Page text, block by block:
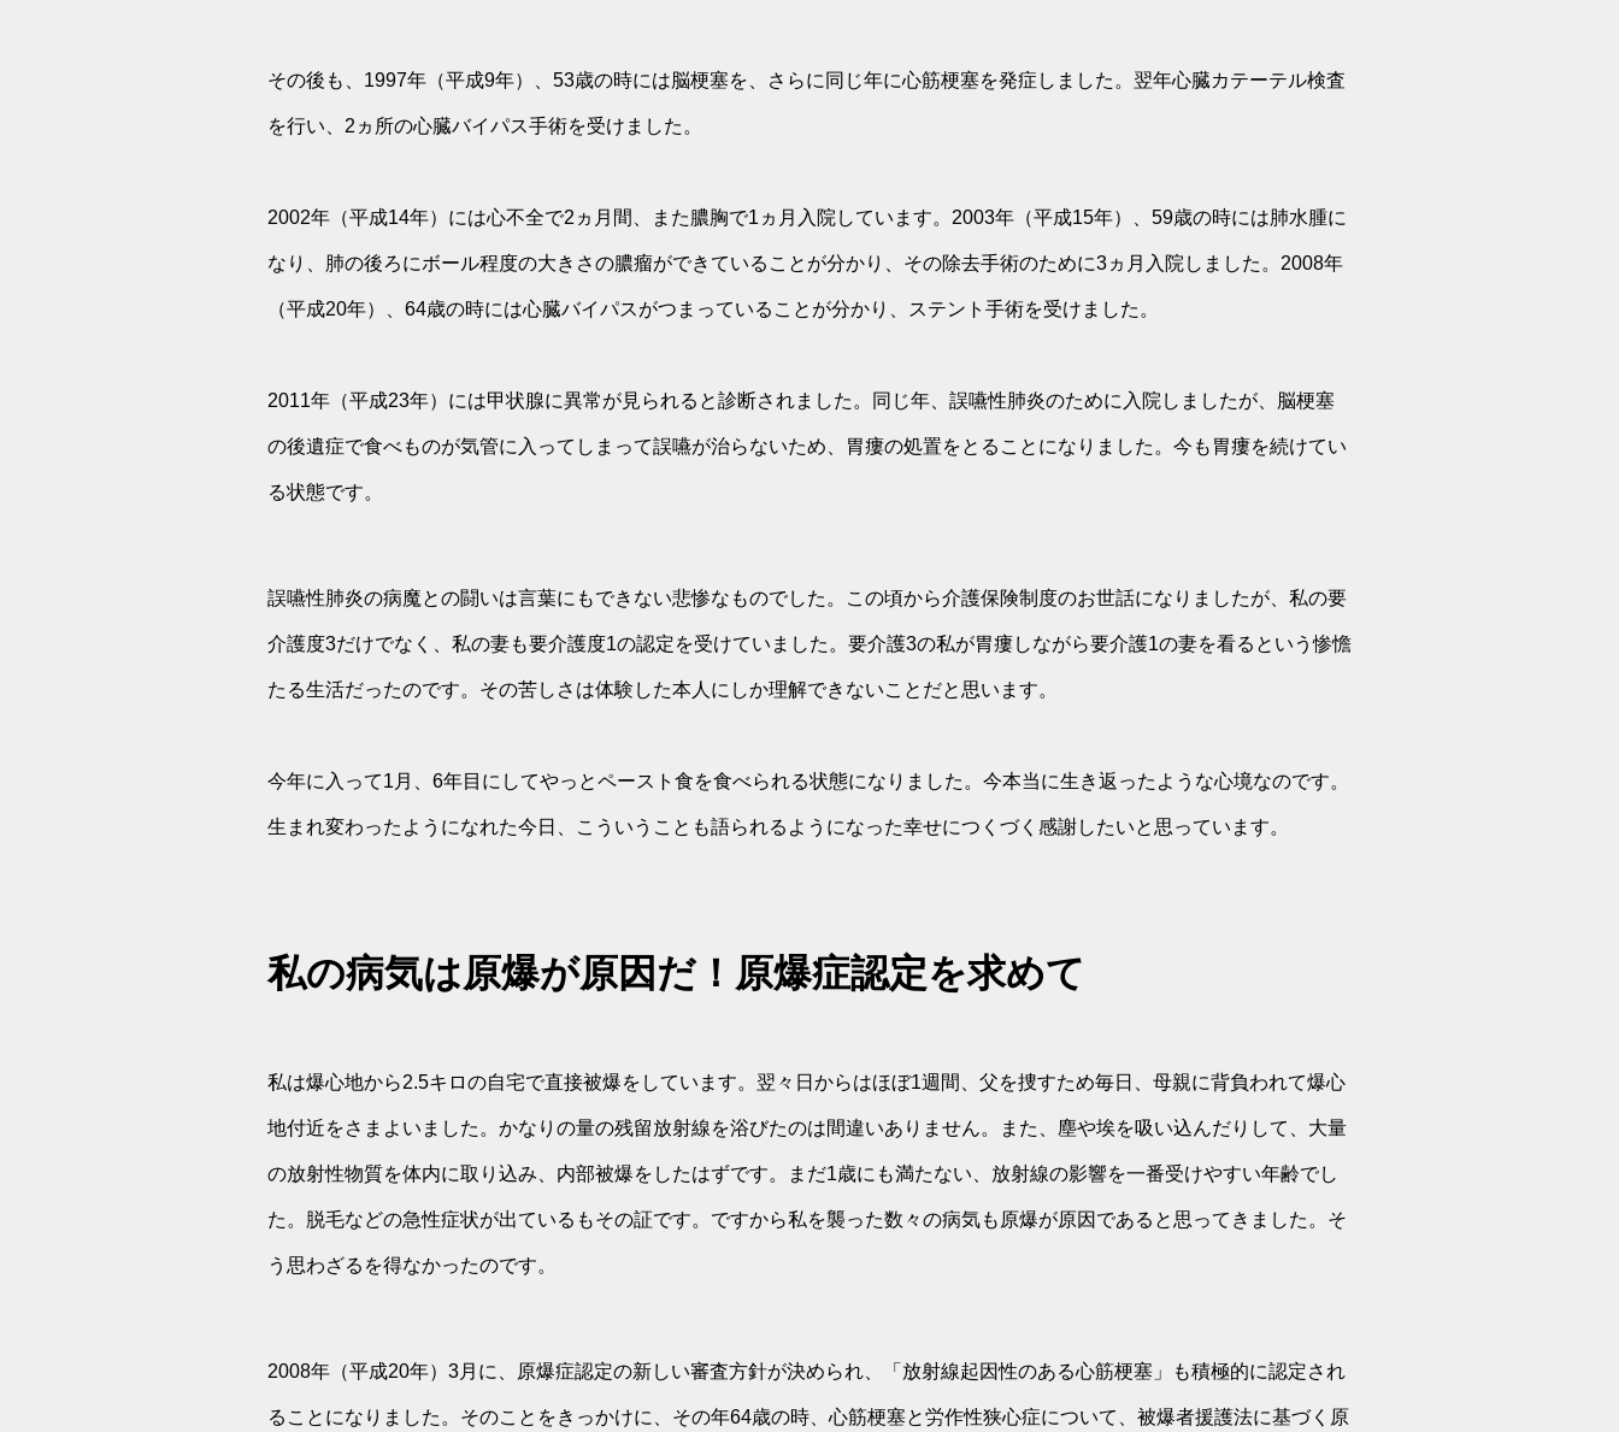
その後も、1997年（平成9年）、53歳の時には脳梗塞を、さらに同じ年に心筋梗塞を発症しました。翌年心臓カテーテル検査
を行い、2ヵ所の心臓バイパス手術を受けました。
2002年（平成14年）には心不全で2ヵ月間、また膿胸で1ヵ月入院しています。2003年（平成15年）、59歳の時には肺水腫に
なり、肺の後ろにボール程度の大きさの膿瘤ができていることが分かり、その除去手術のために3ヵ月入院しました。2008年
（平成20年）、64歳の時には心臓バイパスがつまっていることが分かり、ステント手術を受けました。
2011年（平成23年）には甲状腺に異常が見られると診断されました。同じ年、誤嚥性肺炎のために入院しましたが、脳梗塞
の後遺症で食べものが気管に入ってしまって誤嚥が治らないため、胃瘻の処置をとることになりました。今も胃瘻を続けてい
る状態です。
誤嚥性肺炎の病魔との闘いは言葉にもできない悲惨なものでした。この頃から介護保険制度のお世話になりましたが、私の要
介護度3だけでなく、私の妻も要介護度1の認定を受けていました。要介護3の私が胃瘻しながら要介護1の妻を看るという惨憺
たる生活だったのです。その苦しさは体験した本人にしか理解できないことだと思います。
今年に入って1月、6年目にしてやっとペースト食を食べられる状態になりました。今本当に生き返ったような心境なのです。
生まれ変わったようになれた今日、こういうことも語られるようになった幸せにつくづく感謝したいと思っています。
私の病気は原爆が原因だ！原爆症認定を求めて
私は爆心地から2.5キロの自宅で直接被爆をしています。翌々日からはほぼ1週間、父を捜すため毎日、母親に背負われて爆心
地付近をさまよいました。かなりの量の残留放射線を浴びたのは間違いありません。また、塵や埃を吸い込んだりして、大量
の放射性物質を体内に取り込み、内部被爆をしたはずです。まだ1歳にも満たない、放射線の影響を一番受けやすい年齢でし
た。脱毛などの急性症状が出ているもその証です。ですから私を襲った数々の病気も原爆が原因であると思ってきました。そ
う思わざるを得なかったのです。
2008年（平成20年）3月に、原爆症認定の新しい審査方針が決められ、「放射線起因性のある心筋梗塞」も積極的に認定され
ることになりました。そのことをきっかけに、その年64歳の時、心筋梗塞と労作性狭心症について、被爆者援護法に基づく原